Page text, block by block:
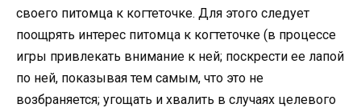
своего питомца к когтеточке. Для этого следует
поощрять интерес питомца к когтеточке (в процессе
игры привлекать внимание к ней; поскрести ее лапой
по ней, показывая тем самым, что это не
возбраняется; угощать и хвалить в случаях целевого